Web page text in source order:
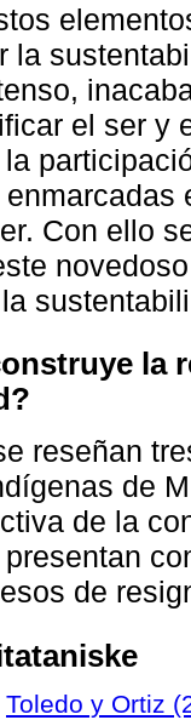
la
el ser y
Con ello
la
reseñan
de
de la
de
Toledo y Ortiz